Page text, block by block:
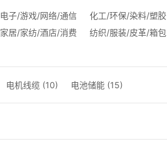
电子/游戏/网络/通信 化工/环保/染料/塑胶
家居/家纺/酒店/消费 纺织/服装/皮革/箱包
电机线缆 (10) 电池储能 (15)